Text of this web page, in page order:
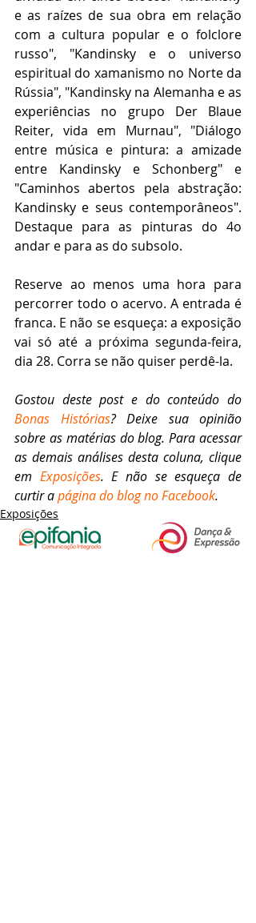
e as raízes de sua obra em relação
com a cultura popular e o folclore
russo", "Kandinsky e o universo
espiritual do xamanismo no Norte da
Rússia", "Kandinsky na Alemanha e as
experiências no grupo Der Blaue
Reiter, vida em Murnau", "Diálogo
entre música e pintura: a amizade
entre Kandinsky e Schonberg" e
"Caminhos abertos pela abstração:
Kandinsky e seus contemporâneos".
Destaque para as pinturas do 4o
andar e para as do subsolo.
Reserve ao menos uma hora para
percorrer todo o acervo. A entrada é
franca. E não se esqueça: a exposição
vai só até a próxima segunda-feira,
dia 28. Corra se não quiser perdê-la.
Bonas Histórias? Deixe sua opinião
sobre as matérias do blog. Para acessar
as demais análises desta coluna, clique
em Exposições. E não se esqueça de
curtir a página do blog no Facebook.
Exposições